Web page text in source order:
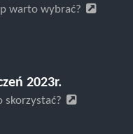
warto wybrać?
2023r.
skorzystać?